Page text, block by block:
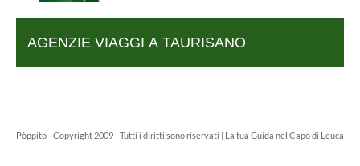
AGENZIE VIAGGI A TAURISANO
Pòppito - Copyright 2009 - Tutti i diritti sono riservati | La tua Guida nel Capo di Leuca